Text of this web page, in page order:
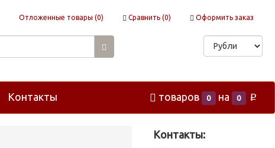
Отложенные товары (0) Сравнить (0) Оформить заказ
Контакты товаров 0 на 0 p
Контакты: